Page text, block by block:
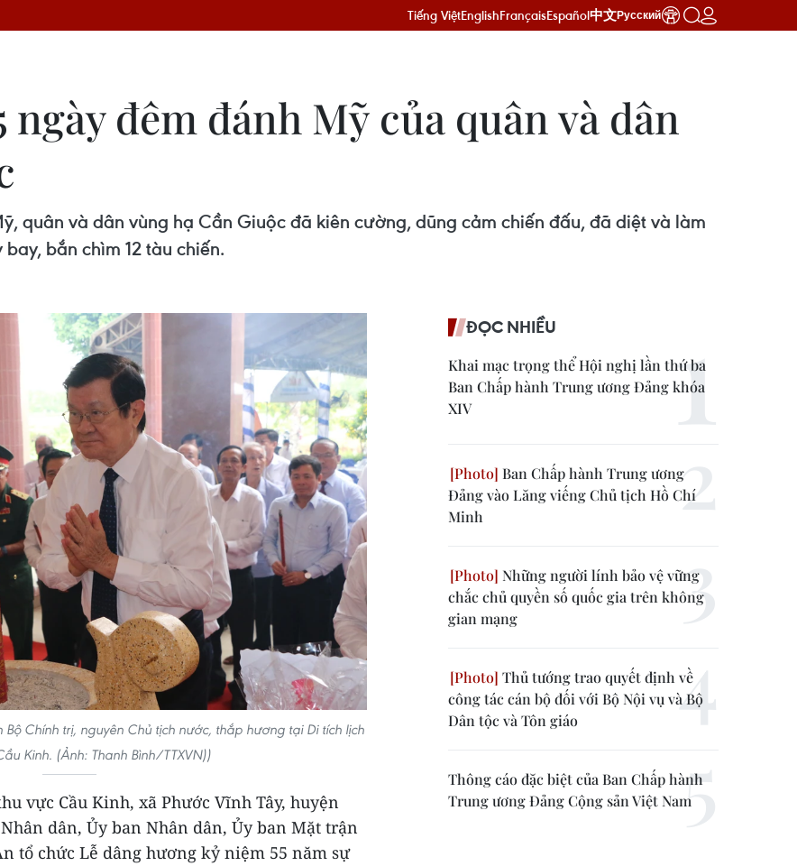
Tiếng ViệtEnglishFrançaisEspañol中文Русский
ngày đêm đánh Mỹ của quân và dân
quân và dân vùng hạ Cần Giuộc đã kiên cường, dũng cảm chiến đấu, đã diệt và làm
bắn chìm 12 tàu chiến.
Chính trị, nguyên Chủ tịch nước, thắp hương tại Di tích lịch
Kinh. (Ảnh: Thanh Bình/TTXVN))
vực Cầu Kinh, xã Phước Vĩnh Tây, huyện
dân, Ủy ban Nhân dân, Ủy ban Mặt trận
tổ chức Lễ dâng hương kỷ niệm 55 năm sự
ĐỌC NHIỀU
Khai mạc trọng thể Hội nghị lần thứ ba
Ban Chấp hành Trung ương Đảng khóa
XIV
Ban Chấp hành Trung ương
Đảng vào Lăng viếng Chủ tịch Hồ Chí
Minh
Những người lính bảo vệ vững
chắc chủ quyền số quốc gia trên không
gian mạng
Thủ tướng trao quyết định về
công tác cán bộ đối với Bộ Nội vụ và Bộ
Dân tộc và Tôn giáo
Thông cáo đặc biệt của Ban Chấp hành
Trung ương Đảng Cộng sản Việt Nam